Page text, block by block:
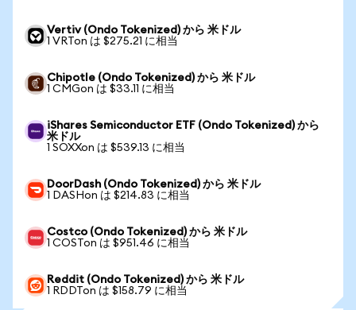
Vertiv (Ondo Tokenized) から 米ドル
1 VRTon は $275.21 に相当
Chipotle (Ondo Tokenized) から 米ドル
1 CMGon は $33.11 に相当
iShares Semiconductor ETF (Ondo Tokenized) から
米ドル
1 SOXXon は $539.13 に相当
DoorDash (Ondo Tokenized) から 米ドル
1 DASHon は $214.83 に相当
Costco (Ondo Tokenized) から 米ドル
1 COSTon は $951.46 に相当
Reddit (Ondo Tokenized) から 米ドル
1 RDDTon は $158.79 に相当